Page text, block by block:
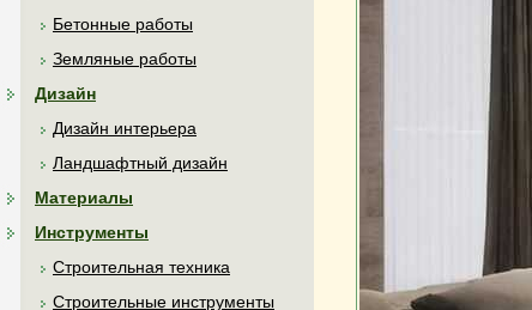
Бетонные работы
Земляные работы
Дизайн
Дизайн интерьера
Ландшафтный дизайн
Материалы
Инструменты
Строительная техника
Строительные инструменты